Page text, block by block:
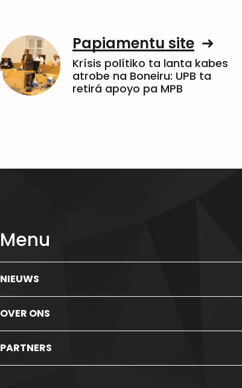
Papiamentu site
Krísis polítiko ta lanta kabes
atrobe na Boneiru: UPB ta
retirá apoyo pa MPB
Menu
NIEUWS
OVER ONS
PARTNERS